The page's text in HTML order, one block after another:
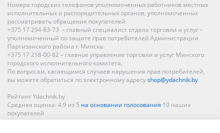
Номера городских телефонов уполномоченных работников местных
исполнительных и распорядительных органов, уполномоченных
рассматривать обращения покупателей:
+375 17 294-63-73 – главный специалист отдела торговли и услуг –
уполномоченный по защите прав потребителей Администрации
Партизанского района г. Минска.
+375 17 218-00-82 – главное управление торговли и услуг Минского
городского исполнительного комитета.
По вопросам, касающимся случаев нарушения прав потребителей,
вы можете обратиться по электронному адресуshop@ydachnik.by
Рейтинг Ydachnik.by
Средняя оценка: 4.9 из 5 на основании голосования 10 наших
покупателей